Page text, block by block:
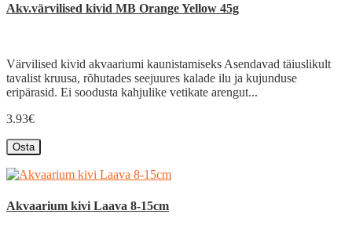
Akv.värvilised kivid MB Orange Yellow 45g
Värvilised kivid akvaariumi kaunistamiseks Asendavad täiuslikult
tavalist kruusa, rõhutades seejuures kalade ilu ja kujunduse
eripärasid. Ei soodusta kahjulike vetikate arengut...
3.93€
Osta
Akvaarium kivi Laava 8-15cm